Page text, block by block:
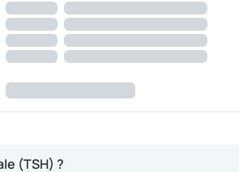
(TSH) ?